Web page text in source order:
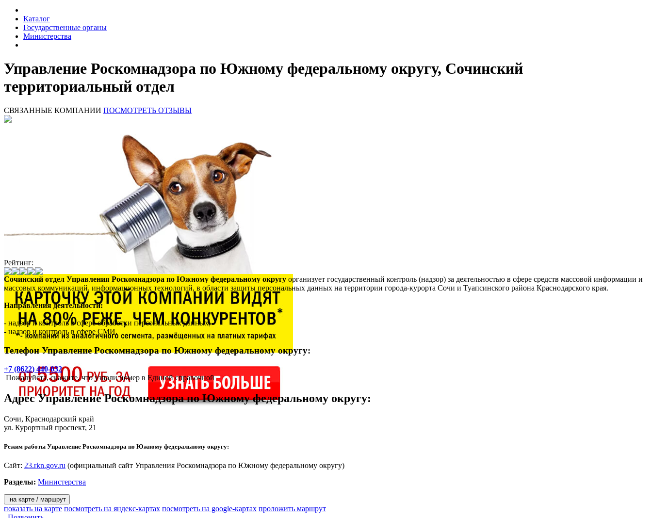
Каталог
Государственные органы
Министерства
Управление Роскомнадзора по Южному федеральному округу, Сочинский
территориальный отдел
СВЯЗАННЫЕ КОМПАНИИ ПОСМОТРЕТЬ ОТЗЫВЫ
Рейтинг:
Сочинский отдел Управления Роскомнадзора по Южному федеральному округу организует государственный контроль (надзор) за деятельностью в сфере средств массовой информации и
массовых коммуникаций, информационных технологий, в области защиты персональных данных на территории города-курорта Сочи и Туапсинского района Краснодарского края.
Направления деятельности:
- надзор и контроль в сфере обработки персональных данных;
- надзор и контроль в сфере СМИ.
Телефон Управление Роскомнадзора по Южному федеральному округу:
+7 (8622) 440-032
Пожалуйста, скажите, что узнали номер в Единой справочной
АдресУправление Роскомнадзора по Южному федеральному округу:
Сочи, Краснодарский край
ул. Курортный проспект, 21
Режим работы Управление Роскомнадзора по Южному федеральному округу:
Сайт: 23.rkn.gov.ru (официальный сайт Управления Роскомнадзора по Южному федеральному округу)
Разделы: Министерства
на карте / маршрут
показать на карте посмотреть на яндекс-картах посмотреть на google-картах проложить маршрут